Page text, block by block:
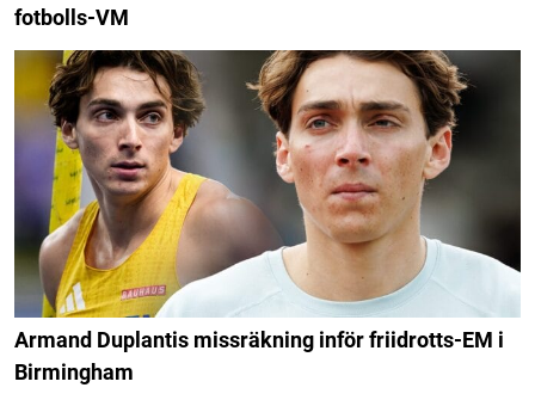
fotbolls-VM
Armand Duplantis missräkning inför friidrotts-EM i
Birmingham